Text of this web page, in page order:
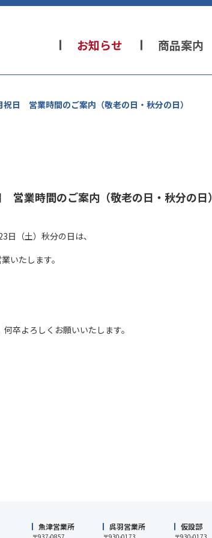
お知らせ 商品案内
祝日 営業時間のご案内（敬老の日・秋分の日）
営業時間のご案内（敬老の日・秋分の日）
日（土）秋分の日は、
いたします。
卒よろしくお願いいたします。
魚津営業所 呉羽営業所 仮設部